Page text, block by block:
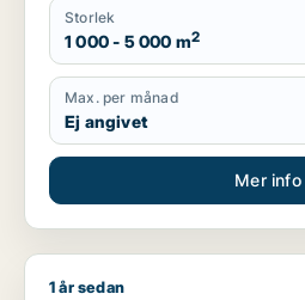
Storlek
1 000 - 5 000 m2
Max. per månad
Ej angivet
Mer info
Jag söker kontor, lager eller
1 år sedan